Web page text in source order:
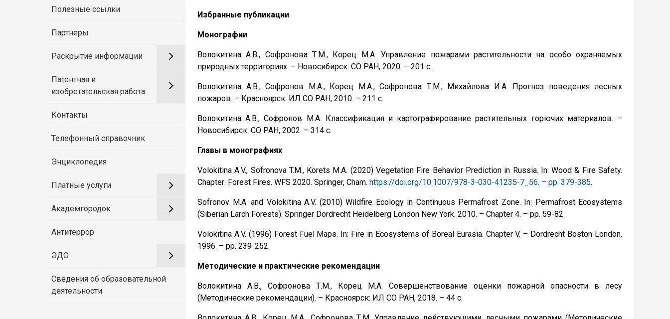
Полезные ссылки
Партнеры
Раскрытие информации
Патентная и
изобретательская работа
Контакты
Телефонный справочник
Энциклопедия
Платные услуги
Академгородок
Антитеррор
ЭДО
Сведения об образовательной
деятельности
Избранные публикации
Монографии
Волокитина А.В., Софронова Т.М., Корец М.А. Управление пожарами растительности на особо охраняемых
природных территориях. – Новосибирск: СО РАН, 2020. – 201 с.
Волокитина А.В., Софронов М.А., Корец М.А., Софронова Т.М., Михайлова И.А. Прогноз поведения лесных
пожаров. – Красноярск: ИЛ СО РАН, 2010. – 211 с.
Волокитина А.В., Софронов М.А. Классификация и картографирование растительных горючих материалов. –
Новосибирск: СО РАН, 2002. – 314 с.
Главы в монографиях
Volokitina A.V., Sofronova T.M., Korets M.A. (2020) Vegetation Fire Behavior Prediction in Russia. In: Wood & Fire Safety.
Chapter: Forest Fires. WFS 2020. Springer, Cham. https://doi.org/10.1007/978-3-030-41235-7_56. – pp. 379-385.
Sofronov M.A. and Volokitina A.V. (2010) Wildfire Ecology in Continuous Permafrost Zone. In: Permafrost Ecosystems
(Siberian Larch Forests). Springer Dordrecht Heidelberg London New York. 2010. – Chapter 4. – pp. 59-82.
Volokitina A.V. (1996) Forest Fuel Maps. In: Fire in Ecosystems of Boreal Eurasia. Chapter V. – Dordrecht Boston London,
1996. – pp. 239-252.
Методические и практические рекомендации
Волокитина А.В., Софронова Т.М., Корец М.А. Совершенствование оценки пожарной опасности в лесу
(Методические рекомендации). – Красноярск: ИЛ СО РАН, 2018. – 44 с.